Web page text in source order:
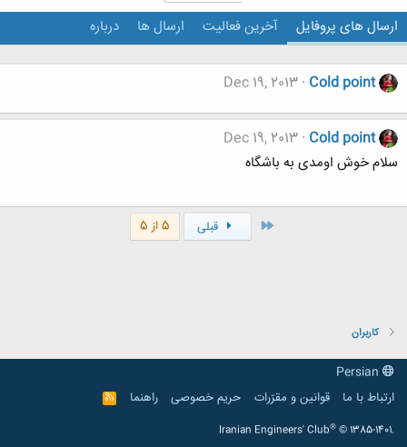
ارسال های پروفایل آخرین فعالیت ارسال ها درباره
Cold point
Dec 19, 2013
Cold point
Dec 19, 2013
سلام خوش اومدی به باشگاه
اول قبلی 5 از 5
کاربران
ارتباط با ما
قوانین و مقرّرات حریم خصوصی راهنما
R
S
Iranian Engineers' Club® © 1385-1401.